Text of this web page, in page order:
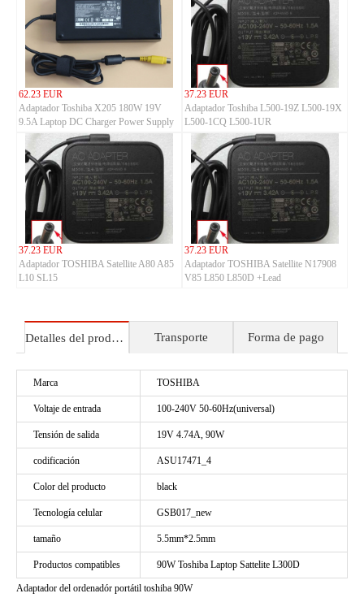
62.23 EUR
Adaptador Toshiba X205 180W 19V
9.5A Laptop DC Charger Power Supply
37.23 EUR
Adaptador Toshiba L500-19Z L500-19X
L500-1CQ L500-1UR
37.23 EUR
Adaptador TOSHIBA Satellite A80 A85
L10 SL15
37.23 EUR
Adaptador TOSHIBA Satellite N17908
V85 L850 L850D +Lead
Detalles del producto Transporte Forma de pago
Marca TOSHIBA
Voltaje de entrada 100-240V 50-60Hz(universal)
Tensión de salida 19V 4.74A, 90W
codificación ASU17471_4
Color del producto black
Tecnología celular GSB017_new
tamaño 5.5mm*2.5mm
Productos compatibles 90W Toshiba Laptop Sattelite L300D
Adaptador del ordenadór portátil toshiba 90W